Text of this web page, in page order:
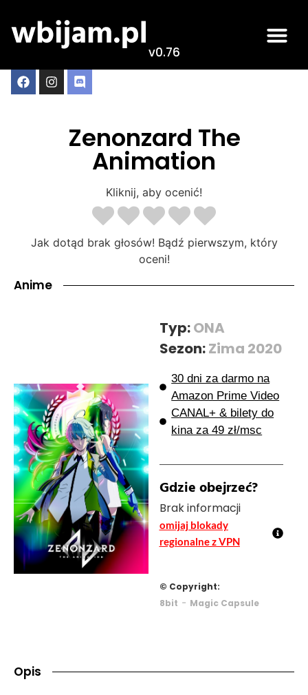
v0.76
Zenonzard The
Animation
Kliknij, aby ocenić!
Jak dotąd brak głosów! Bądź pierwszym, który
oceni!
Anime
Typ:ONA
Sezon:Zima 2020
30 dni za darmo na
Amazon Prime Video
CANAL+ & bilety do
kina za 49 zł/msc
Gdzie obejrzeć?
Brak informacji
omijaj blokady
regionalne z VPN
© Copyright:
8bit - Magic Capsule
Opis